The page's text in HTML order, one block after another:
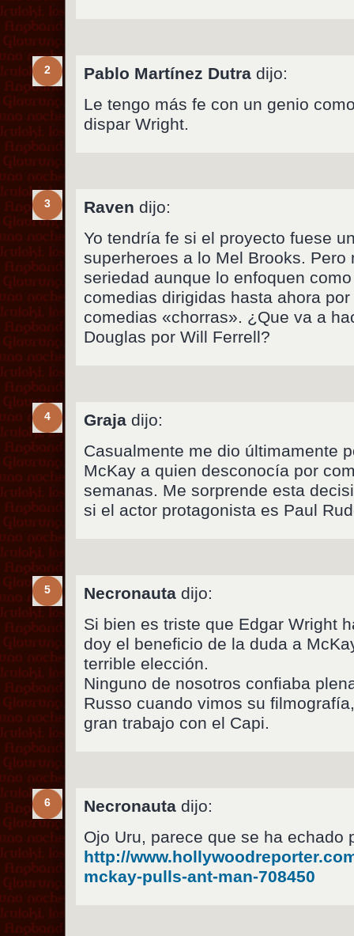
2 Pablo Martínez Dutra dijo:
Le tengo más fe con un genio
dispar Wright.
3 Raven dijo:
Yo tendría fe si el proyecto fuese
superheroes a lo Mel Brooks.
seriedad aunque lo enfoquen
comedias dirigidas hasta ahora
comedias «chorras». ¿Que va a
Douglas por Will Ferrell?
4 Graja dijo:
Casualmente me dio últimamente
McKay a quien desconocía por
semanas. Me sorprende esta
si el actor protagonista es Paul
5 Necronauta dijo:
Si bien es triste que Edgar Wright
doy el beneficio de la duda a
terrible elección.
Ninguno de nosotros confiaba
Russo cuando vimos su
gran trabajo con el Capi.
6 Necronauta dijo:
Ojo Uru, parece que se ha echado
http://
mckay-pulls-ant-man-708450